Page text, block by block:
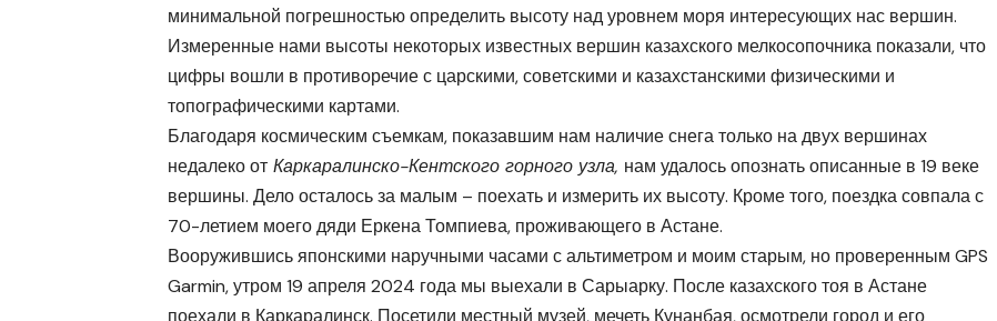
минимальной погрешностью определить высоту над уровнем моря интересующих нас вершин.
Измеренные нами высоты некоторых известных вершин казахского мелкосопочника показали, что
цифры вошли в противоречие с царскими, советскими и казахстанскими физическими и
топографическими картами.
Благодаря космическим съемкам, показавшим нам наличие снега только на двух вершинах
недалеко от Каркаралинско-Кентского горного узла, нам удалось опознать описанные в 19 веке
вершины. Дело осталось за малым – поехать и измерить их высоту. Кроме того, поездка совпала с
70-летием моего дяди Еркена Томпиева, проживающего в Астане.
Вооружившись японскими наручными часами с альтиметром и моим старым, но проверенным GPS
Garmin, утром 19 апреля 2024 года мы выехали в Сарыарку. После казахского тоя в Астане